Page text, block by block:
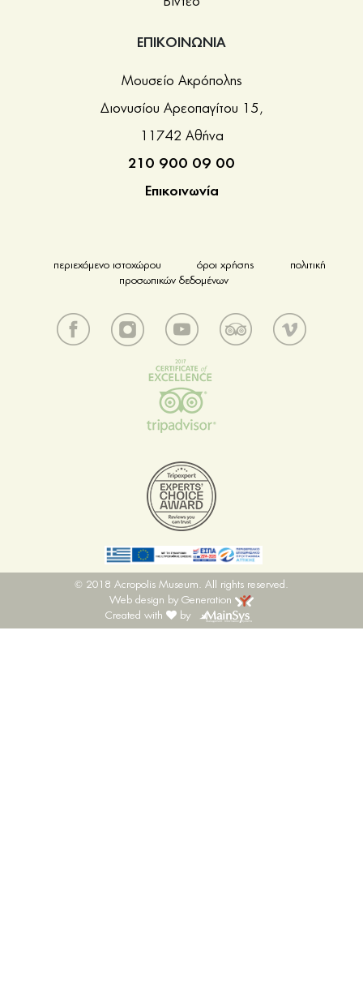
ΕΠΙΚΟΙΝΩΝΙΑ
Μουσείο Ακρόπολης
Διονυσίου Αρεοπαγίτου 15,
11742 Αθήνα
210 900 09 00
Επικοινωνία
περιεχόμενο ιστοχώρου όροι χρήσης
πολιτική
προσωπικών δεδομένων
© 2018 Acropolis Museum. All rights reserved.
Web design by Generation
Created with
by